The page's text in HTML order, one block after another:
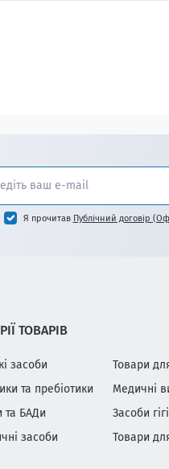
Я прочитав Публічний договір
ТОВАРІВ
засоби
та пребіотики
та БАДи
засоби
Товари
Медичні
Засоби
Товари